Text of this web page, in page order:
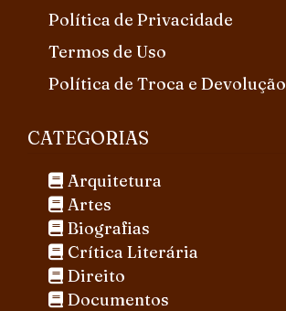
Política de Privacidade
Termos de Uso
Política de Troca e Devolução
CATEGORIAS
Arquitetura
Artes
Biografias
Crítica Literária
Direito
Documentos